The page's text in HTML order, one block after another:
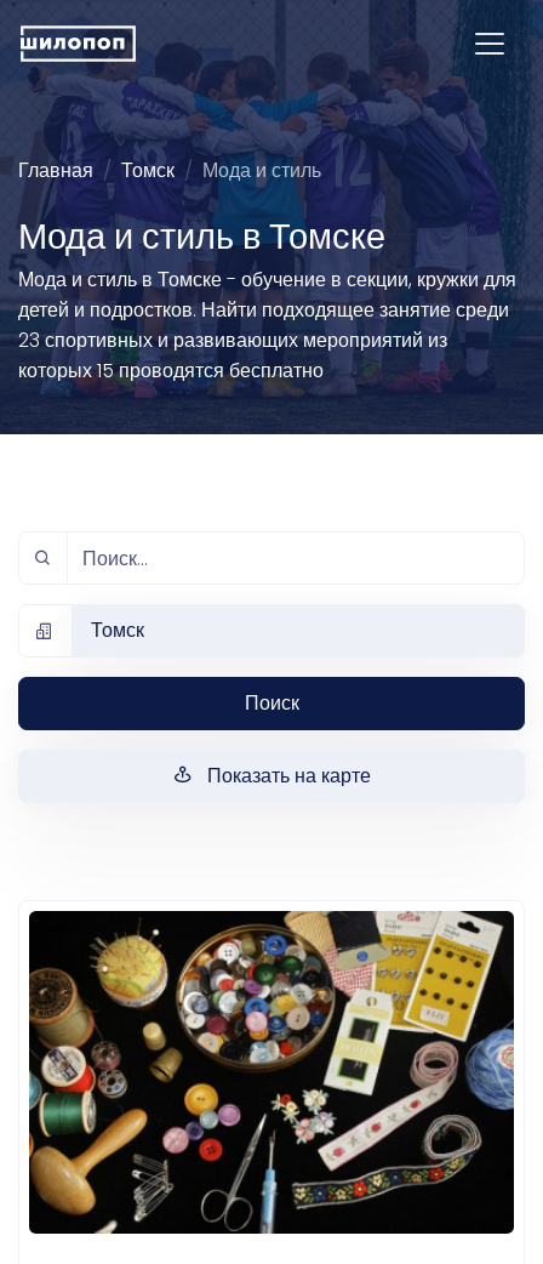
Главная Томск Мода и стиль
Мода и стиль в Томске
Мода и стиль в Томске - обучение в секции, кружки для
детей и подростков. Найти подходящее занятие среди
23 спортивных и развивающих мероприятий из
которых 15 проводятся бесплатно
Томск
Поиск
Показать на карте